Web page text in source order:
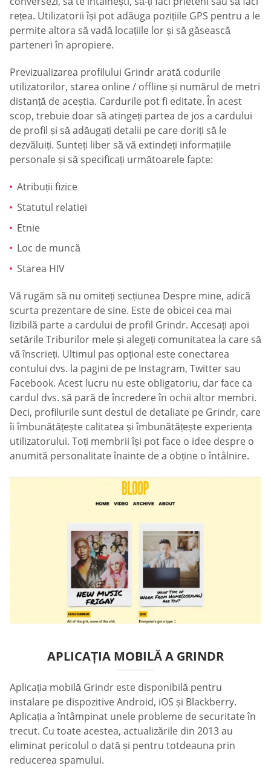
rețea. Utilizatorii își pot adăuga pozițiile GPS pentru a le
permite altora să vadă locațiile lor și să găsească
parteneri în apropiere.
Previzualizarea profilului Grindr arată codurile
utilizatorilor, starea online / offline și numărul de metri
distanță de aceștia. Cardurile pot fi editate. În acest
scop, trebuie doar să atingeți partea de jos a cardului
de profil și să adăugați detalii pe care doriți să le
dezvăluiți. Sunteți liber să vă extindeți informațiile
personale și să specificați următoarele fapte:
Atribuții fizice
Statutul relatiei
Etnie
Loc de muncă
Starea HIV
Vă rugăm să nu omiteți secțiunea Despre mine, adică
scurta prezentare de sine. Este de obicei cea mai
lizibilă parte a cardului de profil Grindr. Accesați apoi
setările Triburilor mele și alegeți comunitatea la care să
vă înscrieți. Ultimul pas opțional este conectarea
contului dvs. la pagini de pe Instagram, Twitter sau
Facebook. Acest lucru nu este obligatoriu, dar face ca
cardul dvs. să pară de încredere în ochii altor membri.
Deci, profilurile sunt destul de detaliate pe Grindr, care
îi îmbunătățește calitatea și îmbunătățește experiența
utilizatorului. Toți membrii își pot face o idee despre o
anumită personalitate înainte de a obține o întâlnire.
APLICAȚIA MOBILĂ A GRINDR
Aplicația mobilă Grindr este disponibilă pentru
instalare pe dispozitive Android, iOS și Blackberry.
Aplicația a întâmpinat unele probleme de securitate în
trecut. Cu toate acestea, actualizările din 2013 au
eliminat pericolul o dată și pentru totdeauna prin
reducerea spamului.